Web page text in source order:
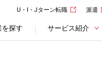
U・I・Jターン転職 派遣
を探す サービス紹介